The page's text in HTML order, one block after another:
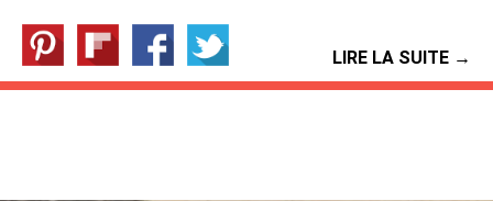
LIRE LA SUITE →